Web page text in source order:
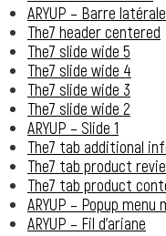
ARYUP – Barre
The7 header centered
The7 slide wide 5
The7 slide wide 4
The7 slide wide 3
The7 slide wide 2
ARYUP – Slide 1
The7 tab additional
The7 tab product
The7 tab product
ARYUP – Popup menu
ARYUP – Fil d’ariane